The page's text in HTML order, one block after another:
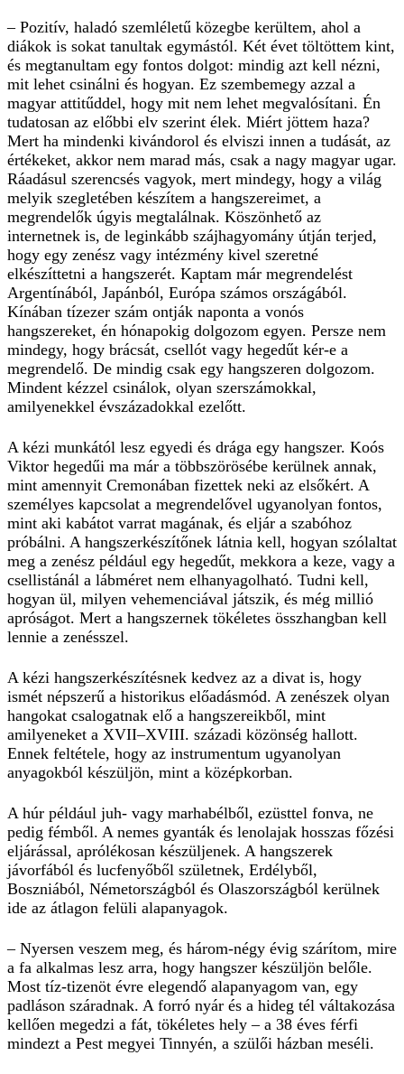
– Pozitív, haladó szemléletű közegbe kerültem, ahol a
diákok is sokat tanultak egymástól. Két évet töltöttem kint,
és megtanultam egy fontos dolgot: mindig azt kell nézni,
mit lehet csinálni és hogyan. Ez szembemegy azzal a
magyar attitűddel, hogy mit nem lehet megvalósítani. Én
tudatosan az előbbi elv szerint élek. Miért jöttem haza?
Mert ha mindenki kivándorol és elviszi innen a tudását, az
értékeket, akkor nem marad más, csak a nagy magyar ugar.
Ráadásul szerencsés vagyok, mert mindegy, hogy a világ
melyik szegletében készítem a hangszereimet, a
megrendelők úgyis megtalálnak. Köszönhető az
internetnek is, de leginkább szájhagyomány útján terjed,
hogy egy zenész vagy intézmény kivel szeretné
elkészíttetni a hangszerét. Kaptam már megrendelést
Argentínából, Japánból, Európa számos országából.
Kínában tízezer szám ontják naponta a vonós
hangszereket, én hónapokig dolgozom egyen. Persze nem
mindegy, hogy brácsát, csellót vagy hegedűt kér-e a
megrendelő. De mindig csak egy hangszeren dolgozom.
Mindent kézzel csinálok, olyan szerszámokkal,
amilyenekkel évszázadokkal ezelőtt.
A kézi munkától lesz egyedi és drága egy hangszer. Koós
Viktor hegedűi ma már a többszörösébe kerülnek annak,
mint amennyit Cremonában fizettek neki az elsőkért. A
személyes kapcsolat a megrendelővel ugyanolyan fontos,
mint aki kabátot varrat magának, és eljár a szabóhoz
próbálni. A hangszerkészítőnek látnia kell, hogyan szólaltat
meg a zenész például egy hegedűt, mekkora a keze, vagy a
csellistánál a lábméret nem elhanyagolható. Tudni kell,
hogyan ül, milyen vehemenciával játszik, és még millió
apróságot. Mert a hangszernek tökéletes összhangban kell
lennie a zenésszel.
A kézi hangszerkészítésnek kedvez az a divat is, hogy
ismét népszerű a historikus előadásmód. A zenészek olyan
hangokat csalogatnak elő a hangszereikből, mint
amilyeneket a XVII–XVIII. századi közönség hallott.
Ennek feltétele, hogy az instrumentum ugyanolyan
anyagokból készüljön, mint a középkorban.
A húr például juh- vagy marhabélből, ezüsttel fonva, ne
pedig fémből. A nemes gyanták és lenolajak hosszas főzési
eljárással, aprólékosan készüljenek. A hangszerek
jávorfából és lucfenyőből születnek, Erdélyből,
Boszniából, Németországból és Olaszországból kerülnek
ide az átlagon felüli alapanyagok.
– Nyersen veszem meg, és három-négy évig szárítom, mire
a fa alkalmas lesz arra, hogy hangszer készüljön belőle.
Most tíz-tizenöt évre elegendő alapanyagom van, egy
padláson száradnak. A forró nyár és a hideg tél váltakozása
kellően megedzi a fát, tökéletes hely – a 38 éves férfi
mindezt a Pest megyei Tinnyén, a szülői házban meséli.